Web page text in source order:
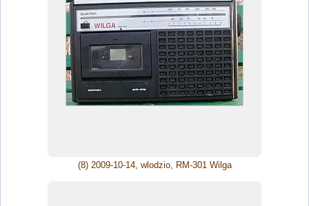
(8) 2009-10-14, wlodzio, RM-301 Wilga